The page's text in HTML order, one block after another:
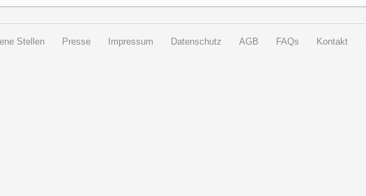
Stellen Presse Impressum Datenschutz AGB FAQs Kontakt